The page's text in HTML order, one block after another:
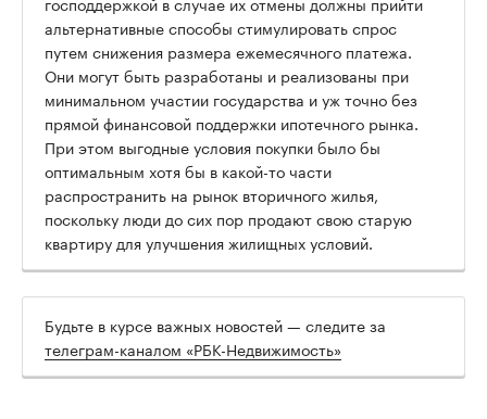
альтернативные способы стимулировать спрос
путем снижения размера ежемесячного платежа.
Они могут быть разработаны и реализованы при
минимальном участии государства и уж точно без
прямой финансовой поддержки ипотечного рынка.
При этом выгодные условия покупки было бы
оптимальным хотя бы в какой-то части
распространить на рынок вторичного жилья,
поскольку люди до сих пор продают свою старую
квартиру для улучшения жилищных условий.
Будьте в курсе важных новостей — следите за
телеграм-каналом «РБК-Недвижимость»